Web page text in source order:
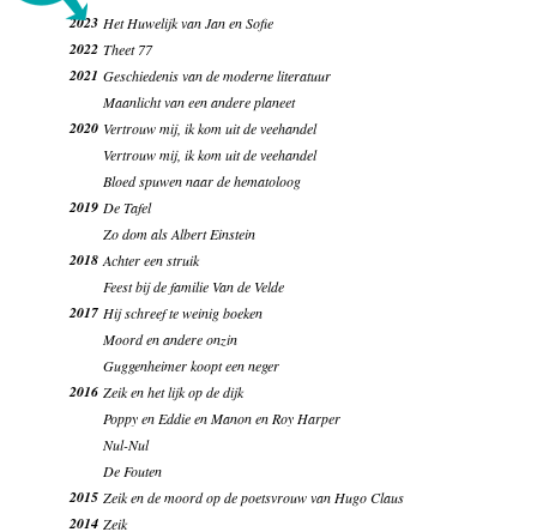
2023 Het Huwelijk van Jan en Sofie
2022 Theet 77
2021 Geschiedenis van de moderne literatuur
Maanlicht van een andere planeet
2020 Vertrouw mij, ik kom uit de veehandel
Vertrouw mij, ik kom uit de veehandel
Bloed spuwen naar de hematoloog
2019 De Tafel
Zo dom als Albert Einstein
2018 Achter een struik
Feest bij de familie Van de Velde
2017 Hij schreef te weinig boeken
Moord en andere onzin
Guggenheimer koopt een neger
2016 Zeik en het lijk op de dijk
Poppy en Eddie en Manon en Roy Harper
Nul-Nul
De Fouten
2015 Zeik en de moord op de poetsvrouw van Hugo Claus
2014 Zeik